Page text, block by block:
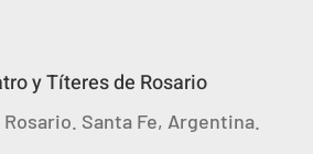
y Títeres de Rosario
Santa Fe, Argentina.